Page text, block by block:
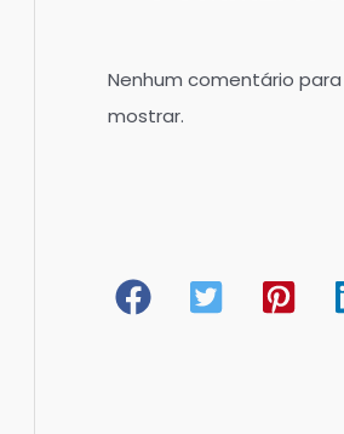
Nenhum comentário para
mostrar.